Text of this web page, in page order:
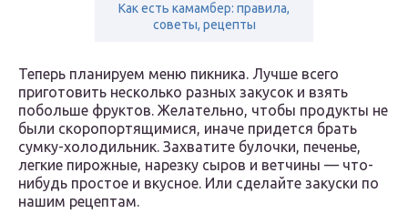
Как есть камамбер: правила,
советы, рецепты
Теперь планируем меню пикника. Лучше всего
приготовить несколько разных закусок и взять
побольше фруктов. Желательно, чтобы продукты не
были скоропортящимися, иначе придется брать
сумку-холодильник. Захватите булочки, печенье,
легкие пирожные, нарезку сыров и ветчины — что-
нибудь простое и вкусное. Или сделайте закуски по
нашим рецептам.